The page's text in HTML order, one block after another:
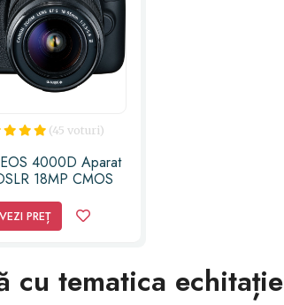
(45 voturi)
4000D Aparat
18MP CMOS
F/3.5-5.6 III Negru
VEZI PREȚ
cu tematica echitație